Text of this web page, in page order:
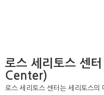
로스 세리토스 센
Center)
로스 세리토스 센터는 세리토스의